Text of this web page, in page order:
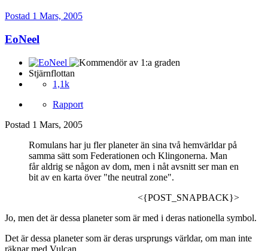
Postad 1 Mars, 2005
EoNeel
Stjärnflottan
1,1k
Rapport
Postad 1 Mars, 2005
Romulans har ju fler planeter än sina två hemvärldar på
samma sätt som Federationen och Klingonerna. Man
får aldrig se någon av dom, men i nåt avsnitt ser man en
bit av en karta över "the neutral zone".
<{POST_SNAPBACK}>
Jo, men det är dessa planeter som är med i deras nationella symbol.
Det är dessa planeter som är deras ursprungs världar, om man inte
räknar med Vulcan.